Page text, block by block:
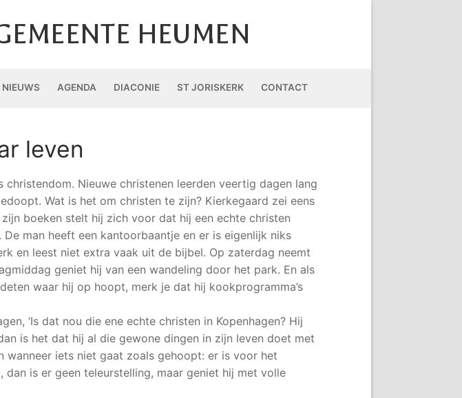
HEUMEN
NIEUWS AGENDA DIACONIE ST JORISKERK CONTACT
leven
Nieuwe christenen leerden veertig dagen lang
Wat is het om christen te zijn? Kierkegaard zei eens
boeken stelt hij zich voor dat hij een echte christen
man heeft een kantoorbaantje en er is eigenlijk niks
en leest niet extra vaak uit de bijbel. Op zaterdag neemt
geniet hij van een wandeling door het park. En als
waar hij op hoopt, merk je dat hij kookprogramma’s
‘Is dat nou die ene echte christen in Kopenhagen? Hij
is het dat hij al die gewone dingen in zijn leven doet met
wanneer iets niet gaat zoals gehoopt: er is voor het
is er geen teleurstelling, maar geniet hij met volle